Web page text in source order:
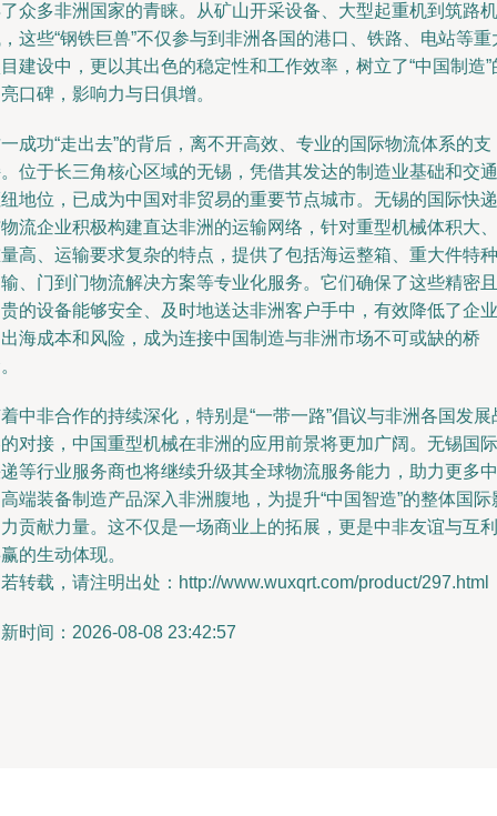
众多非洲国家的青睐。从矿山开采设备、大型起重机到筑路机
这些“钢铁巨兽”不仅参与到非洲各国的港口、铁路、电站等重
建设中，更以其出色的稳定性和工作效率，树立了“中国制造”
口碑，影响力与日俱增。
成功“走出去”的背后，离不开高效、专业的国际物流体系的支
位于长三角核心区域的无锡，凭借其发达的制造业基础和交通
地位，已成为中国对非贸易的重要节点城市。无锡的国际快递
流企业积极构建直达非洲的运输网络，针对重型机械体积大、
高、运输要求复杂的特点，提供了包括海运整箱、重大件特种
、门到门物流解决方案等专业化服务。它们确保了这些精密且
的设备能够安全、及时地送达非洲客户手中，有效降低了企业
海成本和风险，成为连接中国制造与非洲市场不可或缺的桥
中非合作的持续深化，特别是“一带一路”倡议与非洲各国发展
对接，中国重型机械在非洲的应用前景将更加广阔。无锡国际
等行业服务商也将继续升级其全球物流服务能力，助力更多中
端装备制造产品深入非洲腹地，为提升“中国智造”的整体国际
贡献力量。这不仅是一场商业上的拓展，更是中非友谊与互利
的生动体现。
转载，请注明出处：http://www.wuxqrt.com/product/297.html
时间：2026-08-08 23:42:57